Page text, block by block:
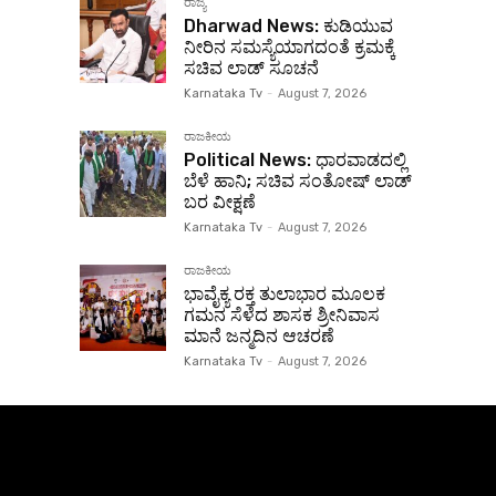
Dharwad News: ಕುಡಿಯುವ
ನೀರಿನ ಸಮಸ್ಯೆಯಾಗದಂತೆ ಕ್ರಮಕ್ಕೆ
ಸಚಿವ ಲಾಡ್ ಸೂಚನೆ
Karnataka Tv - August 7, 2026
ರಾಜಕೀಯ
Political News: ಧಾರವಾಡದಲ್ಲಿ
ಬೆಳೆ ಹಾನಿ; ಸಚಿವ ಸಂತೋಷ್ ಲಾಡ್
ಬರ ವೀಕ್ಷಣೆ
Karnataka Tv - August 7, 2026
ರಾಜಕೀಯ
ಭಾವೈಕ್ಯ ರಕ್ತ ತುಲಾಭಾರ ಮೂಲಕ
ಗಮನ ಸೆಳೆದ ಶಾಸಕ ಶ್ರೀನಿವಾಸ
ಮಾನೆ ಜನ್ಮದಿನ ಆಚರಣೆ
Karnataka Tv - August 7, 2026